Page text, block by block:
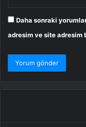
Daha sonraki
adresim ve site adresim